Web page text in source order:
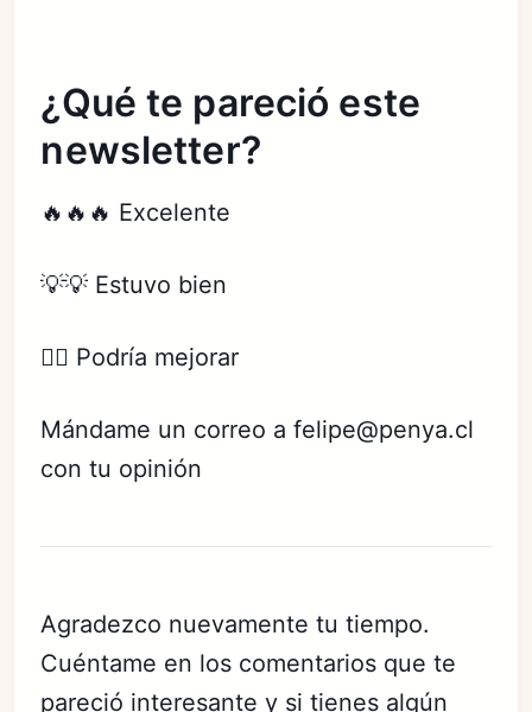
¿Qué te pareció este
newsletter?
🔥🔥🔥 Excelente
💡💡 Estuvo bien
☝🏻 Podría mejorar
Mándame un correo a felipe@penya.cl
con tu opinión
Agradezco nuevamente tu tiempo.
Cuéntame en los comentarios que te
pareció interesante y si tienes algún